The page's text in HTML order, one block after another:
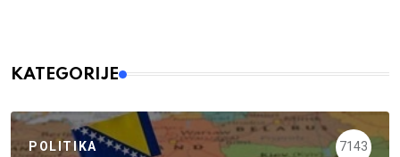
KATEGORIJE
POLITIKA 7143